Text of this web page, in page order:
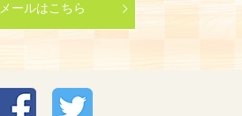
メールはこちら